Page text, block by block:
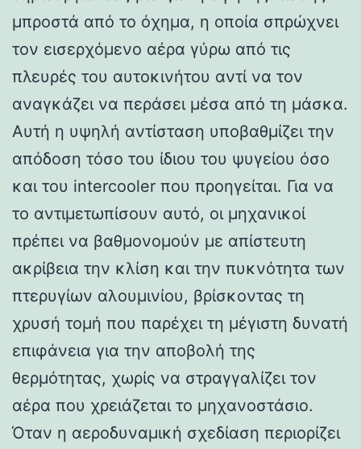
μπροστά από το όχημα, η οποία σπρώχνει
τον εισερχόμενο αέρα γύρω από τις
πλευρές του αυτοκινήτου αντί να τον
αναγκάζει να περάσει μέσα από τη μάσκα.
Αυτή η υψηλή αντίσταση υποβαθμίζει την
απόδοση τόσο του ίδιου του ψυγείου όσο
και του intercooler που προηγείται. Για να
το αντιμετωπίσουν αυτό, οι μηχανικοί
πρέπει να βαθμονομούν με απίστευτη
ακρίβεια την κλίση και την πυκνότητα των
πτερυγίων αλουμινίου, βρίσκοντας τη
χρυσή τομή που παρέχει τη μέγιστη δυνατή
επιφάνεια για την αποβολή της
θερμότητας, χωρίς να στραγγαλίζει τον
αέρα που χρειάζεται το μηχανοστάσιο.
Όταν η αεροδυναμική σχεδίαση περιορίζει